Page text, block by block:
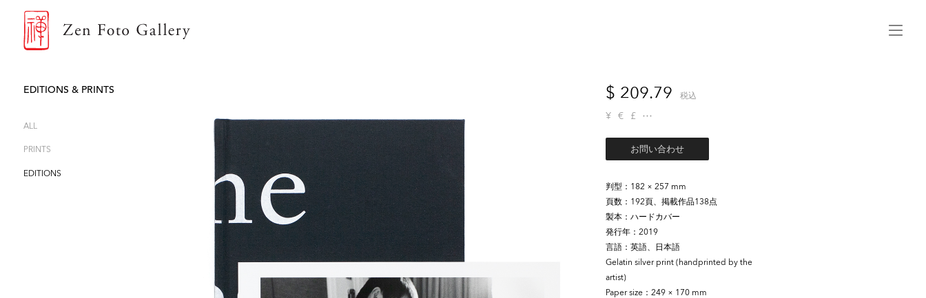
EDITIONS & PRINTS
ALL
PRINTS
EDITIONS
$ 209.79 税込
¥ € £
お問い合わせ
判型
182 × 257 mm
頁数
192頁、掲載作品138点
製本
ハードカバー
発行年
2019
言語
英語、日本語
Gelatin silver print (handprinted by the
artist)
Paper size
249 × 170 mm